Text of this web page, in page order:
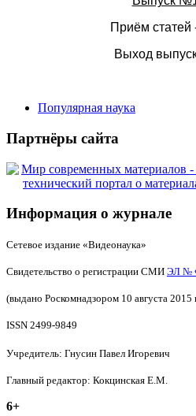
Приём статей
Выход
Популярная наука
Партнёры сайта
Информация о журнале
Сетевое издание «Видеонаука»
Свидетельство о регистрации СМИ ЭЛ №
(выдано Роскомнадзором 10 августа 2015
ISSN 2499-9849
Учредитель: Гнусин Павел Игоревич
Главный редактор: Кокцинская Е.М.
6+